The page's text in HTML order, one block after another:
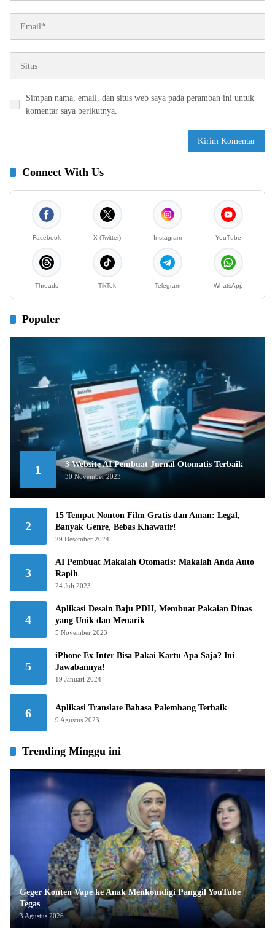
Simpan nama, email, dan situs web saya pada peramban ini untuk
komentar saya berikutnya.
Connect With Us
Facebook X (Twitter) Instagram YouTube
Threads TikTok Telegram WhatsApp
Populer
1 3 Website AI Pembuat Jurnal Otomatis Terbaik
30 November 2023
2
15 Tempat Nonton Film Gratis dan Aman: Legal,
Banyak Genre, Bebas Khawatir!
29 Desember 2024
3
AI Pembuat Makalah Otomatis: Makalah Anda Auto
Rapih
24 Juli 2023
4
Aplikasi Desain Baju PDH, Membuat Pakaian Dinas
yang Unik dan Menarik
5 November 2023
5
iPhone Ex Inter Bisa Pakai Kartu Apa Saja? Ini
Jawabannya!
19 Januari 2024
6 Aplikasi Translate Bahasa Palembang Terbaik
9 Agustus 2023
Trending Minggu ini
Geger Konten Vape ke Anak Menkomdigi Panggil YouTube
Tegas
3 Agustus 2026